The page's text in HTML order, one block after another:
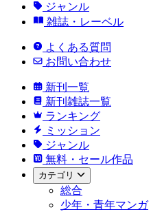
ジャンル
雑誌・レーベル
よくある質問
お問い合わせ
新刊一覧
新刊雑誌一覧
ランキング
ミッション
ジャンル
無料・セール作品
カテゴリ
総合
少年・青年マンガ